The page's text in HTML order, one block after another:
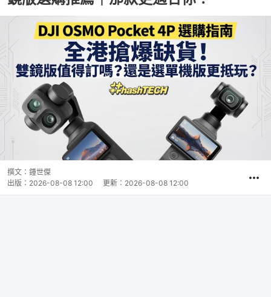
撰文： 鍾世傑
出版： 2026-08-08 12:00 更新： 2026-08-08 12:00